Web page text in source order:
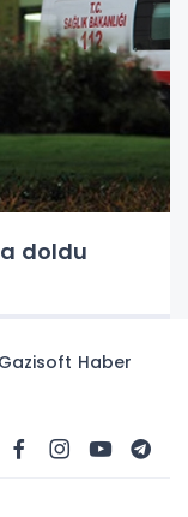
doldu
Haber